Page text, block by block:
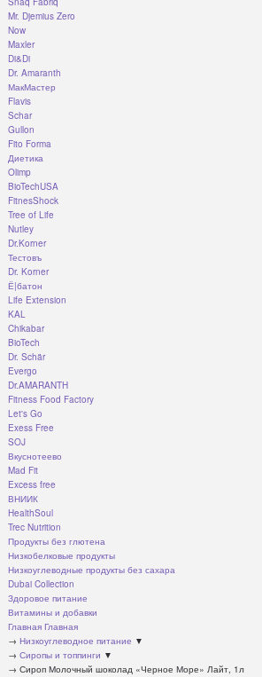
Mr. Djemius Zero
Now
Maxler
Di&Di
Dr. Amaranth
МакМастер
Flavis
Schar
Gullon
Fito Forma
Диетика
Olimp
BioTechUSA
FitnesShock
Tree of Life
Nutley
Dr.Korner
Тестовъ
Dr. Korner
Ё|батон
Life Extension
KAL
Chikabar
BioTech
Dr. Schär
Evergo
Dr.AMARANTH
Fitness Food Factory
Let's Go
Exess Free
SOJ
Вкуснотеево
Mad Fit
Excess free
ВНИИК
HealthSoul
Trec Nutrition
Продукты без глютена
Низкобелковые продукты
Низкоуглеводные продукты без сахара
Dubai Collection
Здоровое питание
Витамины и добавки
Главная Главная
→ Низкоуглеводное питание ▼
→ Сиропы и топпинги ▼
→ Сироп Молочный шоколад «Черное Море» Лайт, 1л